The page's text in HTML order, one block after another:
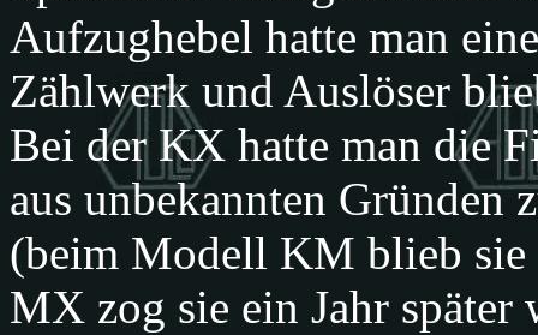
Aufzughebel hatte man
Zählwerk und Auslöser
Bei der KX hatte man die
aus unbekannten Gründen
(beim Modell KM blieb sie
MX zog sie ein Jahr